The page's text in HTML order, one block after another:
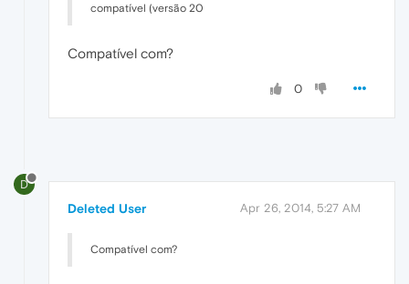
compatível (versão 20
Compatível com?
0
D
Deleted User Apr 26, 2014, 5:27 AM
Compatível com?